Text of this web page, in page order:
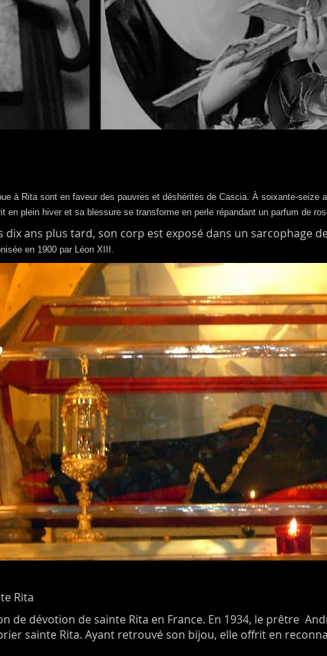
à Rita sont en faveur des pauvres et déshérités de Cascia. À soixante-
en plein hiver et sa blessure se transforme en perle répandant un parfum de
dix ans plus tard, son corp est exposé dans un sarcophage
en 1900 par Léon XIII.
Rita
de dévotion de sainte Rita en France. En 1934, le prêtre
sainte Rita. Ayant retrouvé son bijou, elle offrit en